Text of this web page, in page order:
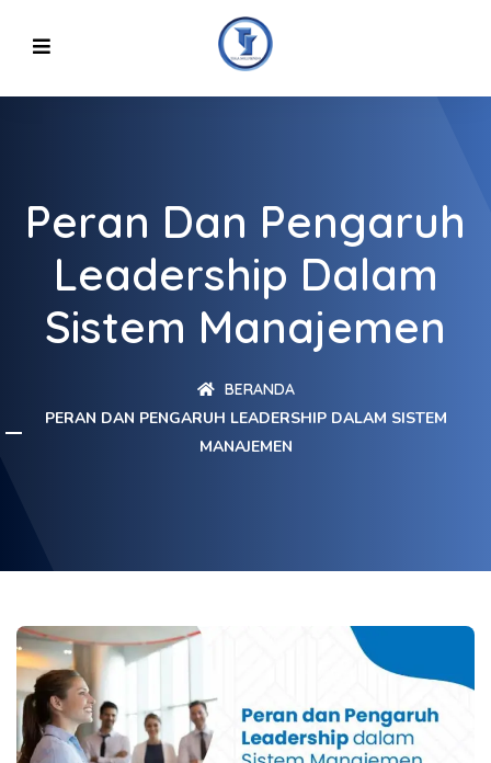
Peran Dan Pengaruh
Leadership Dalam
Sistem Manajemen
BERANDA
PERAN DAN PENGARUH LEADERSHIP DALAM SISTEM
MANAJEMEN